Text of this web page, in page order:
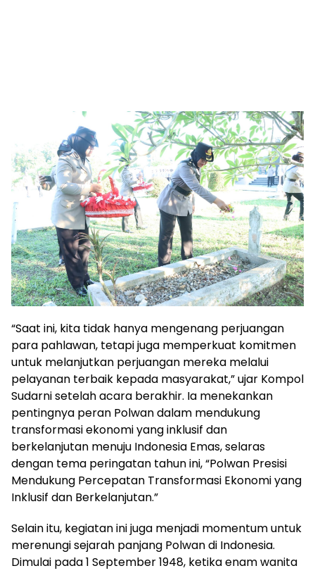
“Saat ini, kita tidak hanya mengenang perjuangan
para pahlawan, tetapi juga memperkuat komitmen
untuk melanjutkan perjuangan mereka melalui
pelayanan terbaik kepada masyarakat,” ujar Kompol
Sudarni setelah acara berakhir. Ia menekankan
pentingnya peran Polwan dalam mendukung
transformasi ekonomi yang inklusif dan
berkelanjutan menuju Indonesia Emas, selaras
dengan tema peringatan tahun ini, “Polwan Presisi
Mendukung Percepatan Transformasi Ekonomi yang
Inklusif dan Berkelanjutan.”
Selain itu, kegiatan ini juga menjadi momentum untuk
merenungi sejarah panjang Polwan di Indonesia.
Dimulai pada 1 September 1948, ketika enam wanita